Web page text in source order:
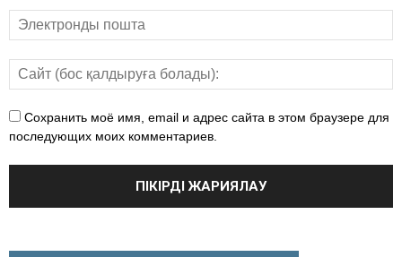
Сохранить моё имя, email и адрес сайта в этом браузере для
последующих моих комментариев.